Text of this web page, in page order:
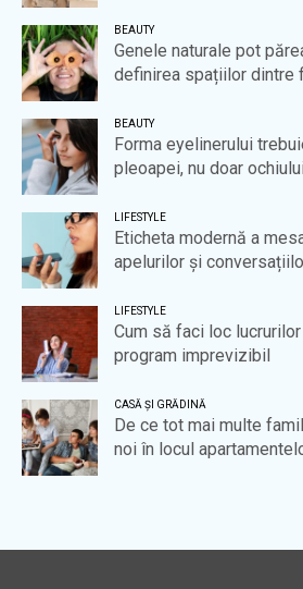
BEAUTY
Genele naturale pot
definirea spațiilor dintre
BEAUTY
Forma eyelinerului
pleoapei, nu doar
LIFESTYLE
Eticheta modernă a
apelurilor și
LIFESTYLE
Cum să faci loc
program imprevizibil
CASĂ ȘI GRĂDINĂ
De ce tot mai multe
noi în locul